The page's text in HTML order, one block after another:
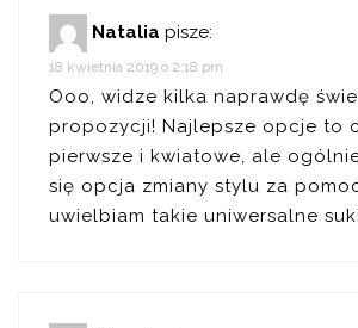
Natalia pisze:
18 kwietnia 2019 o 2:18 pm
Ooo, widze kilka naprawdę
propozycji! Najlepsze opcje to
pierwsze i kwiatowe, ale
się opcja zmiany stylu za
uwielbiam takie uniwersalne